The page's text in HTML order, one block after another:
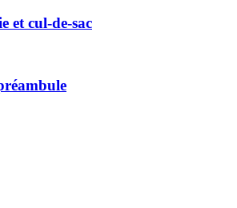
et cul-de-sac